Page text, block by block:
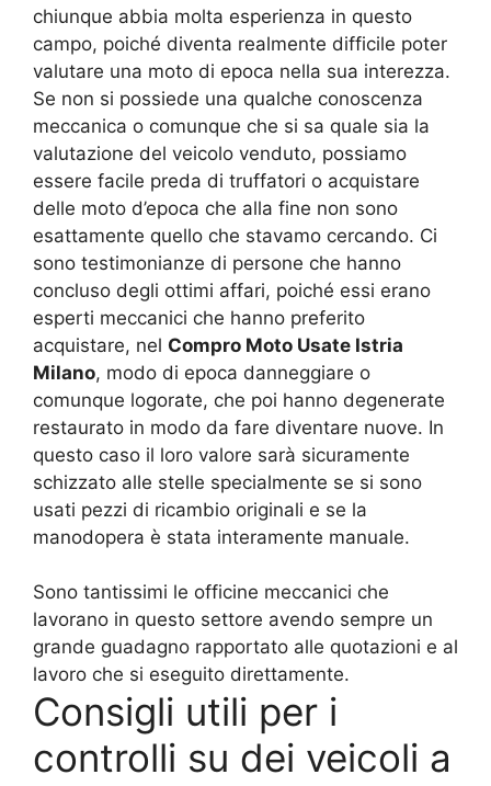
chiunque abbia molta esperienza in questo
campo, poiché diventa realmente difficile poter
valutare una moto di epoca nella sua interezza.
Se non si possiede una qualche conoscenza
meccanica o comunque che si sa quale sia la
valutazione del veicolo venduto, possiamo
essere facile preda di truffatori o acquistare
delle moto d’epoca che alla fine non sono
esattamente quello che stavamo cercando. Ci
sono testimonianze di persone che hanno
concluso degli ottimi affari, poiché essi erano
esperti meccanici che hanno preferito
acquistare, nel Compro Moto Usate Istria
Milano, modo di epoca danneggiare o
comunque logorate, che poi hanno degenerate
restaurato in modo da fare diventare nuove. In
questo caso il loro valore sarà sicuramente
schizzato alle stelle specialmente se si sono
usati pezzi di ricambio originali e se la
manodopera è stata interamente manuale.
Sono tantissimi le officine meccanici che
lavorano in questo settore avendo sempre un
grande guadagno rapportato alle quotazioni e al
lavoro che si eseguito direttamente.
Consigli utili per i
controlli su dei veicoli a